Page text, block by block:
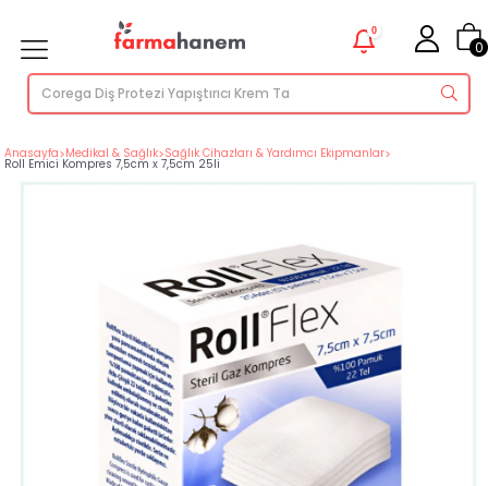
0
0
Anasayfa>Medikal & Sağlık>Sağlık Cihazları & Yardımcı Ekipmanlar>
Roll Emici Kompres 7,5cm x 7,5cm 25li